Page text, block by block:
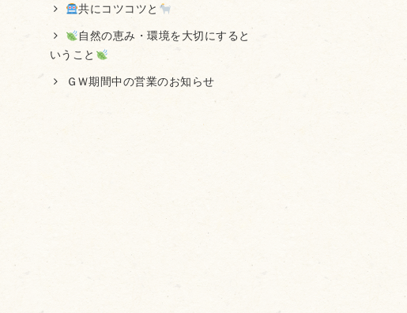
共にコツコツと
自然の恵み・環境を大切にすると
いうこと
ＧＷ期間中の営業のお知らせ